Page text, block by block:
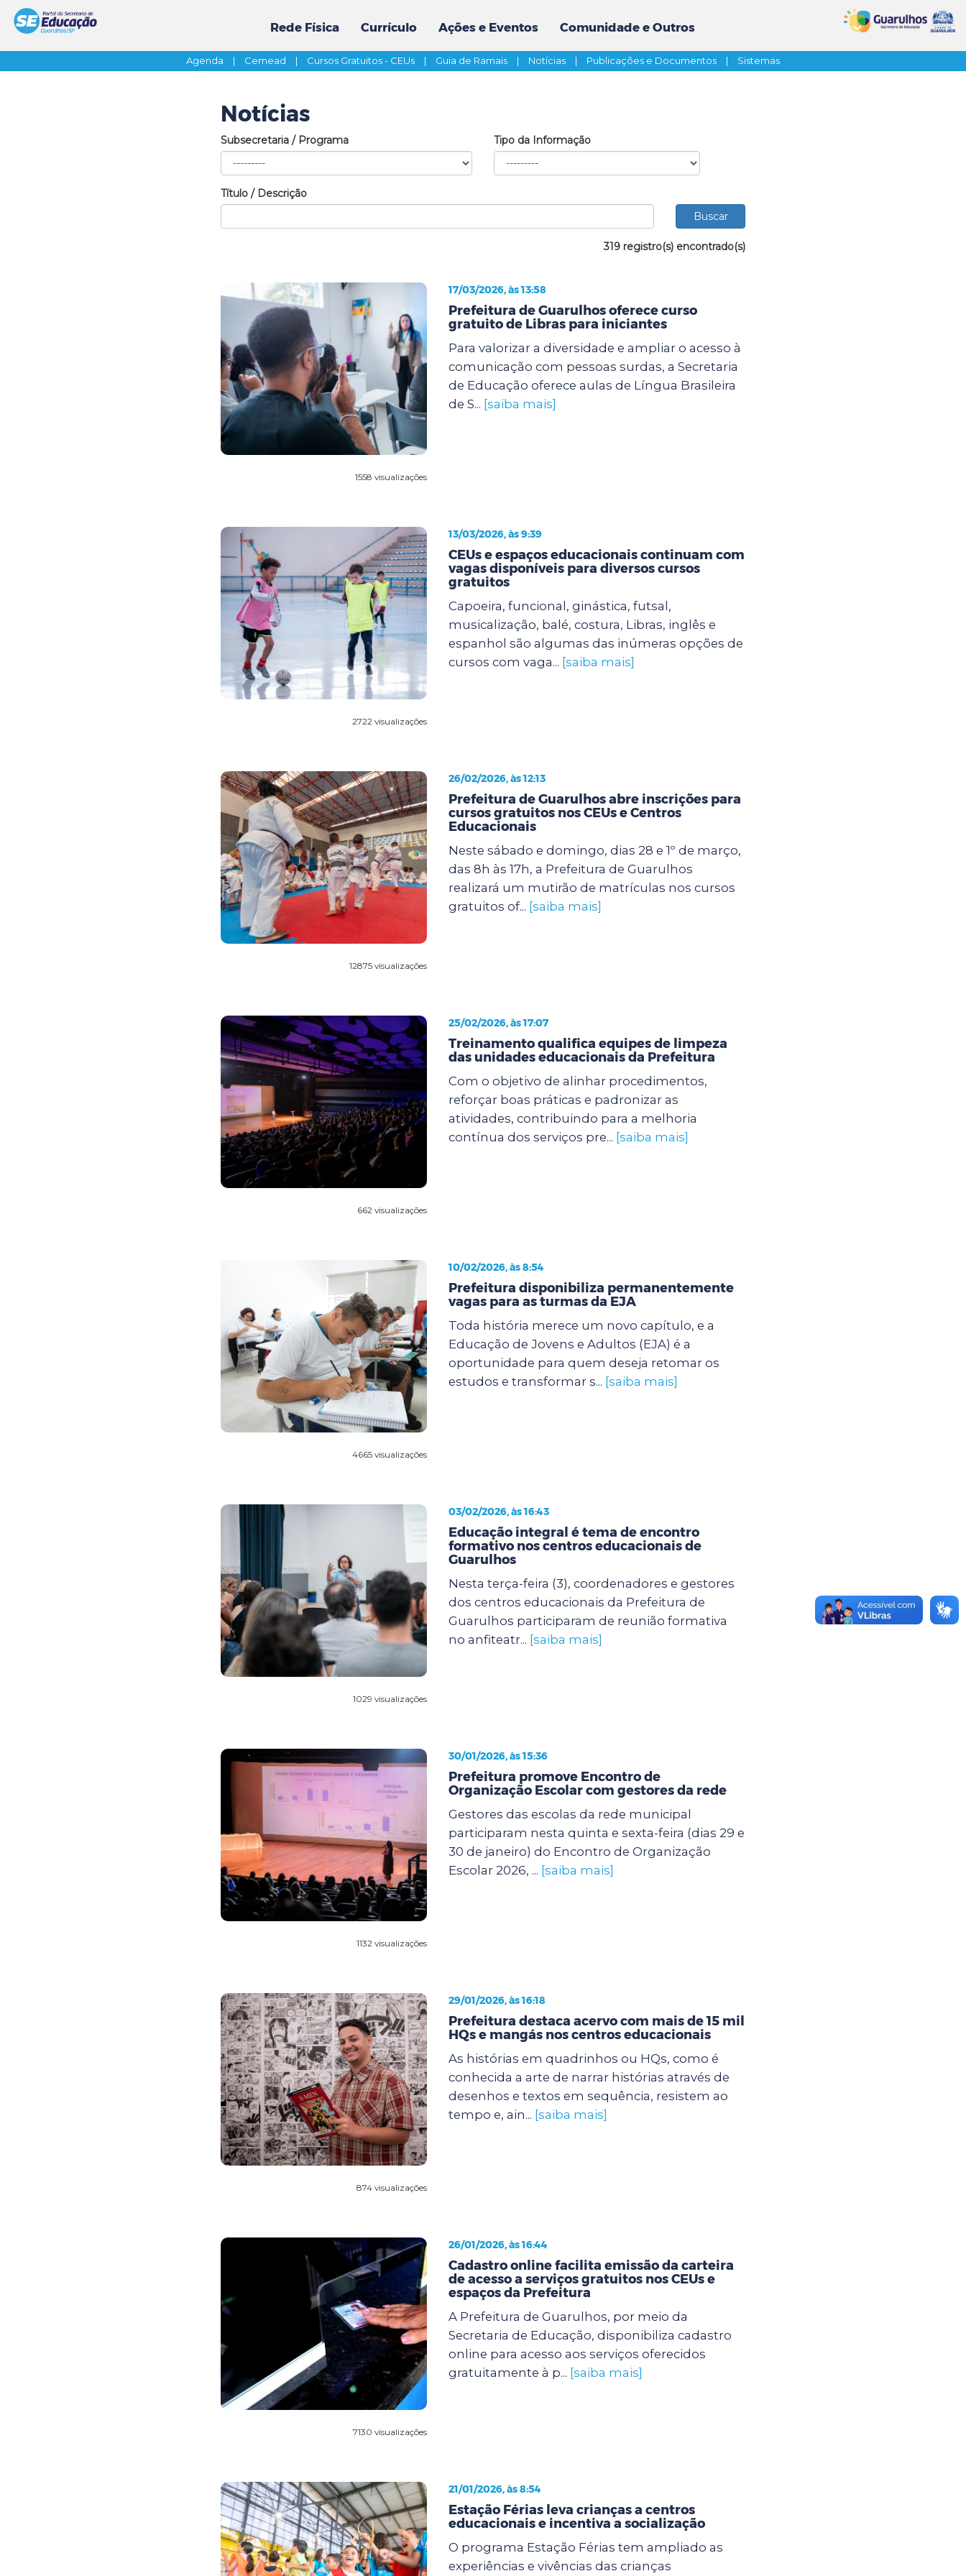
Rede Física Currículo Ações e Eventos Comunidade e Outros
Agenda | Cemead | Cursos Gratuitos - CEUs | Guia de Ramais | Notícias | Publicações e Documentos | Sistemas
Notícias
Subsecretaria / Programa Tipo da Informação
Título / Descrição
319 registro(s) encontrado(s)
1558 visualizações
17/03/2026, às 13:58
Prefeitura de Guarulhos oferece curso
gratuito de Libras para iniciantes
Para valorizar a diversidade e ampliar o acesso à
comunicação com pessoas surdas, a Secretaria
de Educação oferece aulas de Língua Brasileira
de S... [saiba mais]
2722 visualizações
13/03/2026, às 9:39
CEUs e espaços educacionais continuam com
vagas disponíveis para diversos cursos
gratuitos
Capoeira, funcional, ginástica, futsal,
musicalização, balé, costura, Libras, inglês e
espanhol são algumas das inúmeras opções de
cursos com vaga... [saiba mais]
12875 visualizações
26/02/2026, às 12:13
Prefeitura de Guarulhos abre inscrições para
cursos gratuitos nos CEUs e Centros
Educacionais
Neste sábado e domingo, dias 28 e 1º de março,
das 8h às 17h, a Prefeitura de Guarulhos
realizará um mutirão de matrículas nos cursos
gratuitos of... [saiba mais]
662 visualizações
25/02/2026, às 17:07
Treinamento qualifica equipes de limpeza
das unidades educacionais da Prefeitura
Com o objetivo de alinhar procedimentos,
reforçar boas práticas e padronizar as
atividades, contribuindo para a melhoria
contínua dos serviços pre... [saiba mais]
4665 visualizações
10/02/2026, às 8:54
Prefeitura disponibiliza permanentemente
vagas para as turmas da EJA
Toda história merece um novo capítulo, e a
Educação de Jovens e Adultos (EJA) é a
oportunidade para quem deseja retomar os
estudos e transformar s... [saiba mais]
1029 visualizações
03/02/2026, às 16:43
Educação integral é tema de encontro
formativo nos centros educacionais de
Guarulhos
Nesta terça-feira (3), coordenadores e gestores
dos centros educacionais da Prefeitura de
Guarulhos participaram de reunião formativa
no anfiteatr... [saiba mais]
1132 visualizações
30/01/2026, às 15:36
Prefeitura promove Encontro de
Organização Escolar com gestores da rede
Gestores das escolas da rede municipal
participaram nesta quinta e sexta-feira (dias 29 e
30 de janeiro) do Encontro de Organização
Escolar 2026, ... [saiba mais]
874 visualizações
29/01/2026, às 16:18
Prefeitura destaca acervo com mais de 15 mil
HQs e mangás nos centros educacionais
As histórias em quadrinhos ou HQs, como é
conhecida a arte de narrar histórias através de
desenhos e textos em sequência, resistem ao
tempo e, ain... [saiba mais]
7130 visualizações
26/01/2026, às 16:44
Cadastro online facilita emissão da carteira
de acesso a serviços gratuitos nos CEUs e
espaços da Prefeitura
A Prefeitura de Guarulhos, por meio da
Secretaria de Educação, disponibiliza cadastro
online para acesso aos serviços oferecidos
gratuitamente à p... [saiba mais]
21/01/2026, às 8:54
Estação Férias leva crianças a centros
educacionais e incentiva a socialização
O programa Estação Férias tem ampliado as
experiências e vivências das crianças